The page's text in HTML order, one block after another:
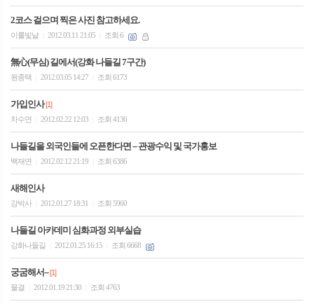
2코스 걸으며 찍은 사진 참고하세요.
이룰빛날 2012.03.11 21:05 조회 6
無心(무심) 길에서(강화 나들길 7구간)
원종택 2012.03.05 14:27 조회 6173
가입인사[1]
차수연
2012.02.22 12:03 조회 4136
나들길을 외국인들에 오픈한다면 -- 관광수익 및 국가홍보
백재연 2012.02.12 21:19 조회 6386
새해인사
강박사 2012.01.27 18:31 조회 5960
나들길 아카데미 심화과정 외부실습
강화나들길 2012.01.25 16:15 조회 6668
궁굼해서--[1]
물결
2012.01.19 21:30 조회 4763